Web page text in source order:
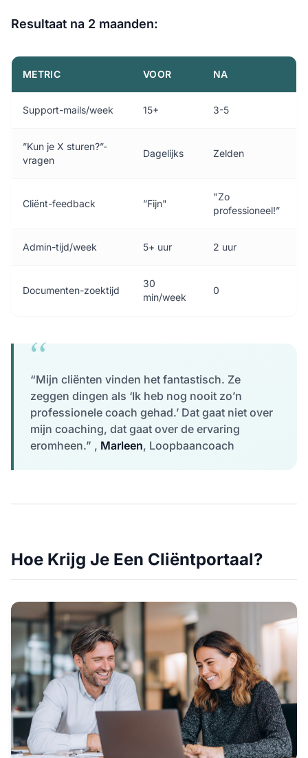
Resultaat na 2 maanden:
METRIC VOOR NA
Support-mails/week 15+ 3-5
”Kun je X sturen?”-
vragen
Dagelijks Zelden
Cliënt-feedback ”Fijn"
"Zo
professioneel!”
Admin-tijd/week 5+ uur 2 uur
Documenten-zoektijd
30
min/week
0
“Mijn cliënten vinden het fantastisch. Ze
zeggen dingen als ‘Ik heb nog nooit zo’n
professionele coach gehad.’ Dat gaat niet over
mijn coaching, dat gaat over de ervaring
eromheen.” , Marleen, Loopbaancoach
Hoe Krijg Je Een Cliëntportaal?